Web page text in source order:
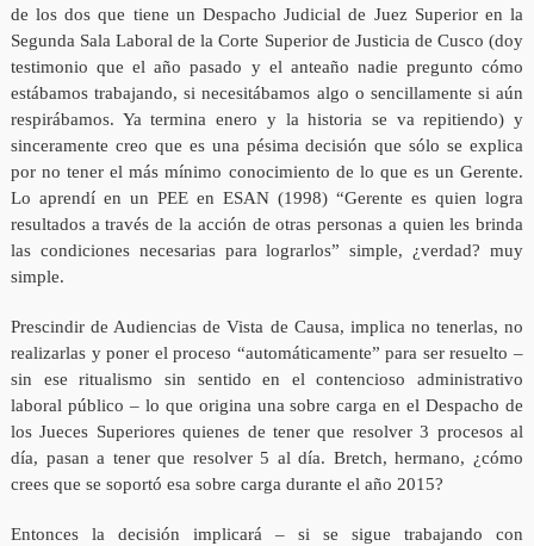
de los dos que tiene un Despacho Judicial de Juez Superior en la
Segunda Sala Laboral de la Corte Superior de Justicia de Cusco (doy
testimonio que el año pasado y el anteaño nadie pregunto cómo
estábamos trabajando, si necesitábamos algo o sencillamente si aún
respirábamos. Ya termina enero y la historia se va repitiendo) y
sinceramente creo que es una pésima decisión que sólo se explica
por no tener el más mínimo conocimiento de lo que es un Gerente.
Lo aprendí en un PEE en ESAN (1998) “Gerente es quien logra
resultados a través de la acción de otras personas a quien les brinda
las condiciones necesarias para lograrlos” simple, ¿verdad? muy
simple.
Prescindir de Audiencias de Vista de Causa, implica no tenerlas, no
realizarlas y poner el proceso “automáticamente” para ser resuelto –
sin ese ritualismo sin sentido en el contencioso administrativo
laboral público – lo que origina una sobre carga en el Despacho de
los Jueces Superiores quienes de tener que resolver 3 procesos al
día, pasan a tener que resolver 5 al día. Bretch, hermano, ¿cómo
crees que se soportó esa sobre carga durante el año 2015?
Entonces la decisión implicará – si se sigue trabajando con